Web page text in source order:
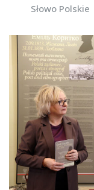
Słowo Polskie